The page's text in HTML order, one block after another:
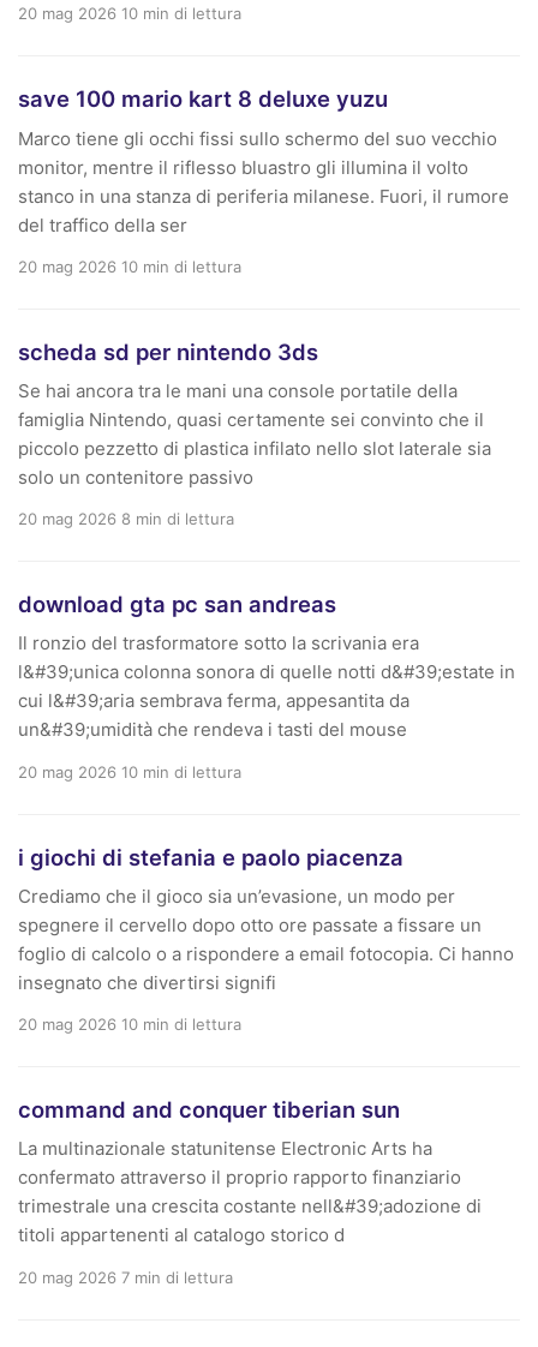
20 mag 2026 10 min di lettura
save 100 mario kart 8 deluxe yuzu
Marco tiene gli occhi fissi sullo schermo del suo vecchio
monitor, mentre il riflesso bluastro gli illumina il volto
stanco in una stanza di periferia milanese. Fuori, il rumore
del traffico della ser
20 mag 2026 10 min di lettura
scheda sd per nintendo 3ds
Se hai ancora tra le mani una console portatile della
famiglia Nintendo, quasi certamente sei convinto che il
piccolo pezzetto di plastica infilato nello slot laterale sia
solo un contenitore passivo
20 mag 2026 8 min di lettura
download gta pc san andreas
Il ronzio del trasformatore sotto la scrivania era
l&#39;unica colonna sonora di quelle notti d&#39;estate in
cui l&#39;aria sembrava ferma, appesantita da
un&#39;umidità che rendeva i tasti del mouse
20 mag 2026 10 min di lettura
i giochi di stefania e paolo piacenza
Crediamo che il gioco sia un’evasione, un modo per
spegnere il cervello dopo otto ore passate a fissare un
foglio di calcolo o a rispondere a email fotocopia. Ci hanno
insegnato che divertirsi signifi
20 mag 2026 10 min di lettura
command and conquer tiberian sun
La multinazionale statunitense Electronic Arts ha
confermato attraverso il proprio rapporto finanziario
trimestrale una crescita costante nell&#39;adozione di
titoli appartenenti al catalogo storico d
20 mag 2026 7 min di lettura